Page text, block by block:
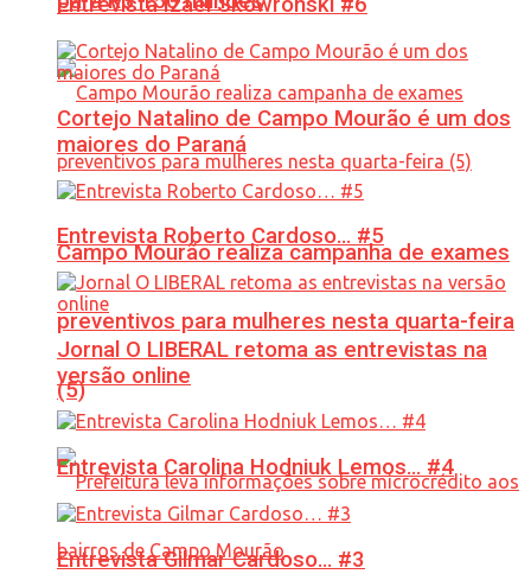
Campo Mourão realiza campanha de exames
preventivos para mulheres nesta quarta-feira
(5)
Cortejo Natalino de Campo Mourão é um dos
maiores do Paraná
Entrevista Roberto Cardoso… #5
Jornal O LIBERAL retoma as entrevistas na
versão online
Entrevista Carolina Hodniuk Lemos… #4
Entrevista Gilmar Cardoso… #3